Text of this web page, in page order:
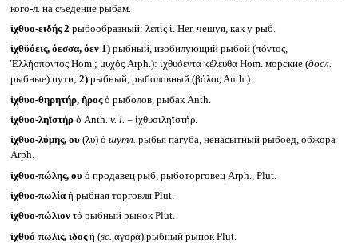
кого-л. на съедение рыбам.
ἰχθυο-ειδής 2 рыбообразный: λεπὶς ἰ. Her. чешуя, как у рыб.
ἰχθῠόεις, όεσσα, όεν 1)рыбный, изобилующий рыбой (πόντος,
Ἑλλήσποντος Hom.; μυχός Arph.): ἰχθυόεντα κέλευθα Hom. морские (досл.
рыбные) пути; 2)рыбный, рыболовный (βόλος Anth.).
ἰχθυο-θηρητήρ, ῆροςὁ рыболов, рыбак Anth.
ἰχθυο-ληϊστήρ ὁ Anth. v. l. = ἰχθυσιληϊστήρ.
ἰχθυο-λύμης, ου(λῡ) ὁ шутл. рыбья пагуба, ненасытный рыбоед, обжора
Arph.
ἰχθυο-πώλης, ουὁ продавец рыб, рыботорговец Arph., Plut.
ἰχθυο-πωλία ἡ рыбная торговля Plut.
ἰχθυο-πώλιον τό рыбный рынок Plut.
ἰχθυό-πωλις, ιδοςἡ (sc. ἀγορά) рыбный рынок Plut.